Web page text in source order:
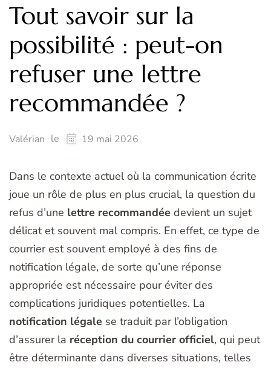
Tout savoir sur la
possibilité : peut-on
refuser une lettre
recommandée ?
Valérian le 19 mai 2026
Dans le contexte actuel où la communication écrite
joue un rôle de plus en plus crucial, la question du
refus d’une lettre recommandée devient un sujet
délicat et souvent mal compris. En effet, ce type de
courrier est souvent employé à des fins de
notification légale, de sorte qu’une réponse
appropriée est nécessaire pour éviter des
complications juridiques potentielles. La
notification légale se traduit par l’obligation
d’assurer la réception du courrier officiel, qui peut
être déterminante dans diverses situations, telles